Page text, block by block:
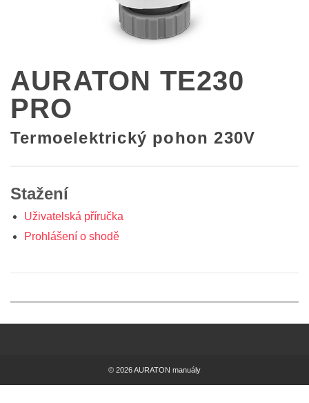
AURATON TE230
PRO
Termoelektrický pohon 230V
Stažení
Uživatelská příručka
Prohlášení o shodě
© 2026 AURATON manuály